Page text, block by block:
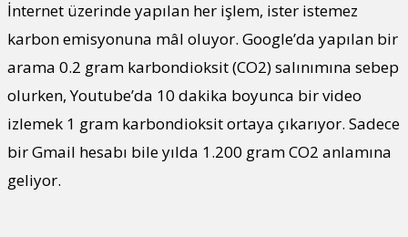
İnternet üzerinde yapılan her işlem, ister istemez
karbon emisyonuna mâl oluyor. Google’da yapılan bir
arama 0.2 gram karbondioksit (CO2) salınımına sebep
olurken, Youtube’da 10 dakika boyunca bir video
izlemek 1 gram karbondioksit ortaya çıkarıyor. Sadece
bir Gmail hesabı bile yılda 1.200 gram CO2 anlamına
geliyor.